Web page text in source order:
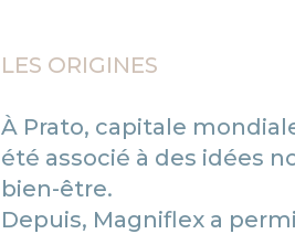
LES ORIGINES
À Prato, capitale
été associé à des idées
bien-être.
Depuis, Magniflex a